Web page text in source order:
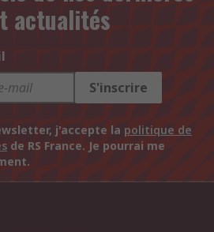
actualités
S'inscrire
j'accepte la politique de
de RS France. Je pourrai me